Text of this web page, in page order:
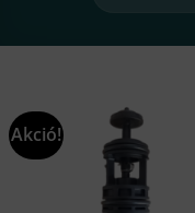
Akció!